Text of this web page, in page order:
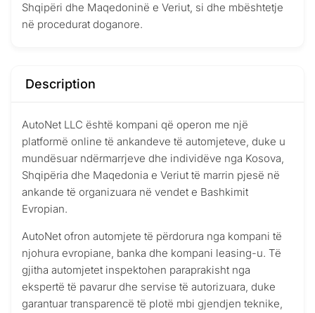
Shqipëri dhe Maqedoninë e Veriut, si dhe mbështetje
në procedurat doganore.
Description
AutoNet LLC është kompani që operon me një
platformë online të ankandeve të automjeteve, duke u
mundësuar ndërmarrjeve dhe individëve nga Kosova,
Shqipëria dhe Maqedonia e Veriut të marrin pjesë në
ankande të organizuara në vendet e Bashkimit
Evropian.
AutoNet ofron automjete të përdorura nga kompani të
njohura evropiane, banka dhe kompani leasing-u. Të
gjitha automjetet inspektohen paraprakisht nga
ekspertë të pavarur dhe servise të autorizuara, duke
garantuar transparencë të plotë mbi gjendjen teknike,